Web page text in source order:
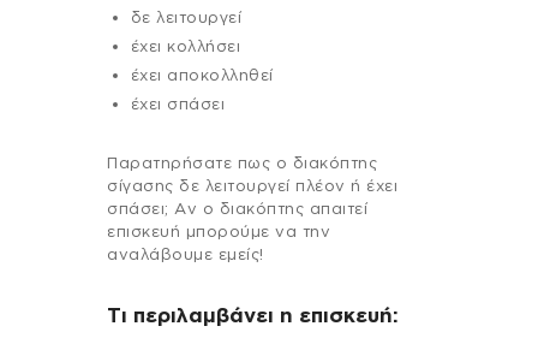
δε λειτουργεί
έχει κολλήσει
έχει αποκολληθεί
έχει σπάσει
Παρατηρήσατε πως ο διακόπτης
σίγασης δε λειτουργεί πλέον ή έχει
σπάσει; Αν ο διακόπτης απαιτεί
επισκευή μπορούμε να την
αναλάβουμε εμείς!
Τι περιλαμβάνει η επισκευή: